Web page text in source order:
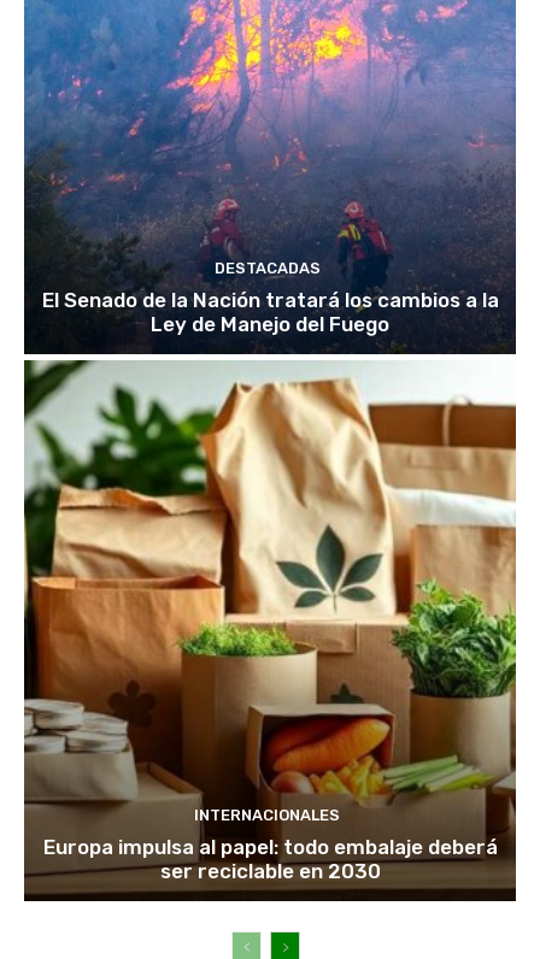
DESTACADAS
El Senado de la Nación tratará los cambios a la
Ley de Manejo del Fuego
INTERNACIONALES
Europa impulsa al papel: todo embalaje deberá
ser reciclable en 2030